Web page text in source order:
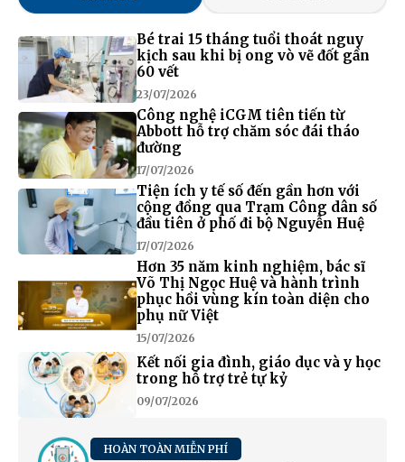
Bé trai 15 tháng tuổi thoát nguy
kịch sau khi bị ong vò vẽ đốt gần
60 vết
23/07/2026
Công nghệ iCGM tiên tiến từ
Abbott hỗ trợ chăm sóc đái tháo
đường
17/07/2026
Tiện ích y tế số đến gần hơn với
cộng đồng qua Trạm Công dân số
đầu tiên ở phố đi bộ Nguyễn Huệ
17/07/2026
Hơn 35 năm kinh nghiệm, bác sĩ
Võ Thị Ngọc Huệ và hành trình
phục hồi vùng kín toàn diện cho
phụ nữ Việt
15/07/2026
Kết nối gia đình, giáo dục và y học
trong hỗ trợ trẻ tự kỷ
09/07/2026
HOÀN TOÀN MIỄN PHÍ